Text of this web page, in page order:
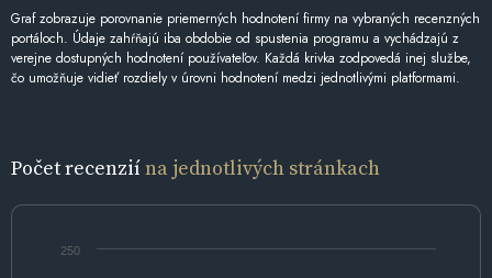
Graf zobrazuje porovnanie priemerných hodnotení firmy na vybraných recenzných
portáloch. Údaje zahŕňajú iba obdobie od spustenia programu a vychádzajú z
verejne dostupných hodnotení používateľov. Každá krivka zodpovedá inej službe,
čo umožňuje vidieť rozdiely v úrovni hodnotení medzi jednotlivými platformami.
Počet recenziína jednotlivých stránkach
250